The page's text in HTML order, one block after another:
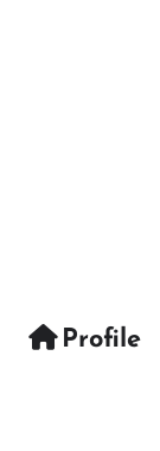
Profile